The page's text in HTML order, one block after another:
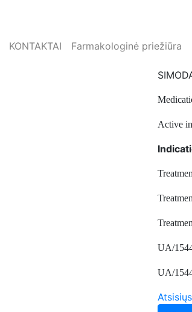
KONTAKTAI Farmakologinė priežiūra
Active
UA/
UA/